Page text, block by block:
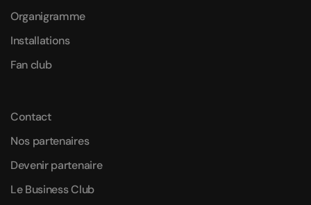
Organigramme
Installations
Fan club
Contact
Nos partenaires
Devenir partenaire
Le Business Club